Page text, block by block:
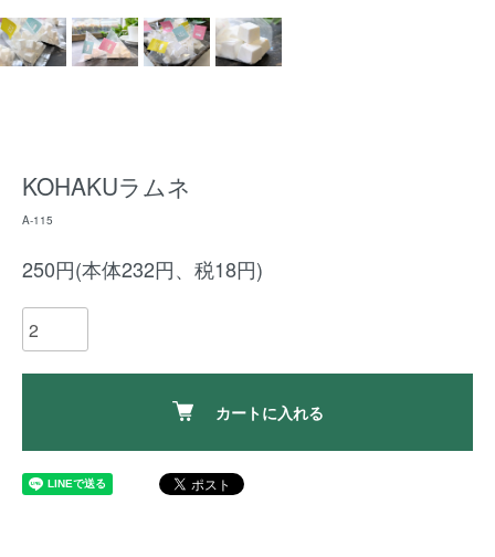
KOHAKUラムネ
A-115
250円(本体232円、税18円)
カートに入れる